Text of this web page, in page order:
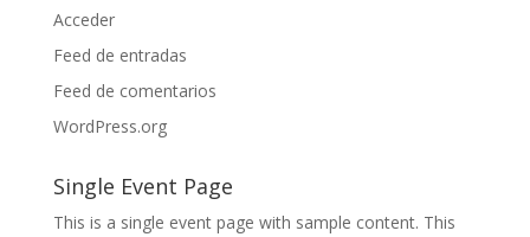
Acceder
Feed de entradas
Feed de comentarios
WordPress.org
Single Event Page
This is a single event page with sample content. This